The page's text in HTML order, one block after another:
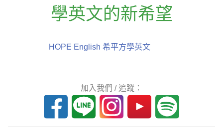
學英文的新希望
HOPE English 希平方學英文
加入我們 / 追蹤：